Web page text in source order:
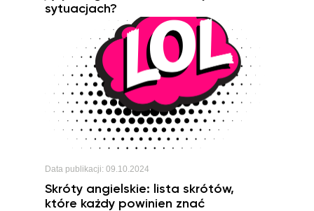
sytuacjach?
Data publikacji: 09.10.2024
Skróty angielskie: lista skrótów,
które każdy powinien znać